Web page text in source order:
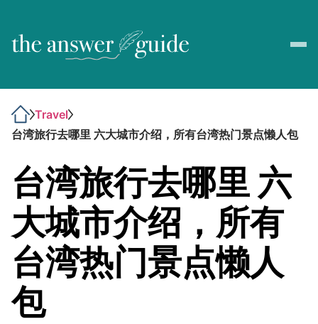
Travel
台湾旅行去哪里 六大城市介绍，所有台湾热门景点懒人包
台湾旅行去哪里 六
大城市介绍，所有
台湾热门景点懒人
包